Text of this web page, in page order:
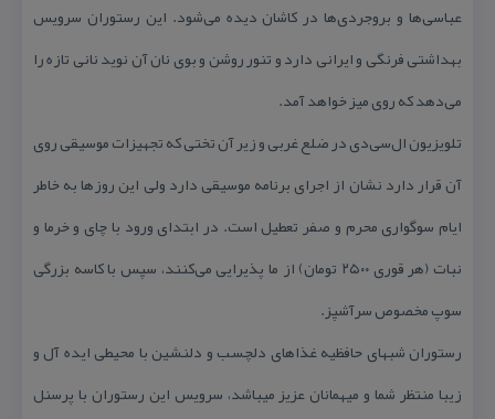
عباسی‌ها و بروجردی‌ها در كاشان دیده می‌شود. این رستوران سرویس
بهداشتی فرنگی و ایرانی دارد و تنور روشن و بوی نان آن نوید نانی تازه را
می‌دهد كه روی میز خواهد آمد.
تلویزیون ال‌سی‌دی در ضلع غربی و زیر آن تختی كه تجهیزات موسیقی روی
آن قرار دارد نشان از اجرای برنامه موسیقی دارد ولی این روزها به خاطر
ایام سوگواری محرم و صفر تعطیل است. در ابتدای ورود با چای و خرما و
نبات (هر قوری ۲۵۰۰ تومان) از ما پذیرایی می‌كنند، سپس با كاسه بزرگی
سوپ مخصوص سرآشپز.
رستوران شبهای حافظیه غذاهای دلچسب و دلنشین با محیطی ایده آل و
زیبا منتظر شما و میهمانان عزیز میباشد، سرویس این رستوران با پرسنل